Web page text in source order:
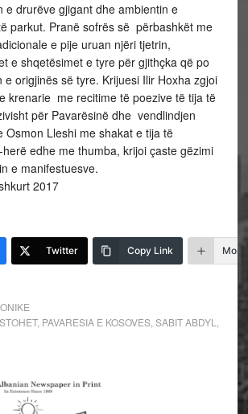
e drurëve gjigant dhe ambientin e
parkut. Pranë sofrës së përbashkët me
e pije uruan njëri tjetrin,
e shqetësimet e tyre për gjithçka që po
e origjinës së tyre. Krijuesi Ilir Hoxha zgjoi
krenarie me recitime të poezive të tija të
për Pavarësinë dhe vendlindjen
Osmon Lleshi me shakat e tija të
edhe me thumba, krijoi çaste gëzimi
e manifestuesve.
2017
Twitter Copy Link More
, PAVARESIA E KOSOVES, SABIT ABDYL